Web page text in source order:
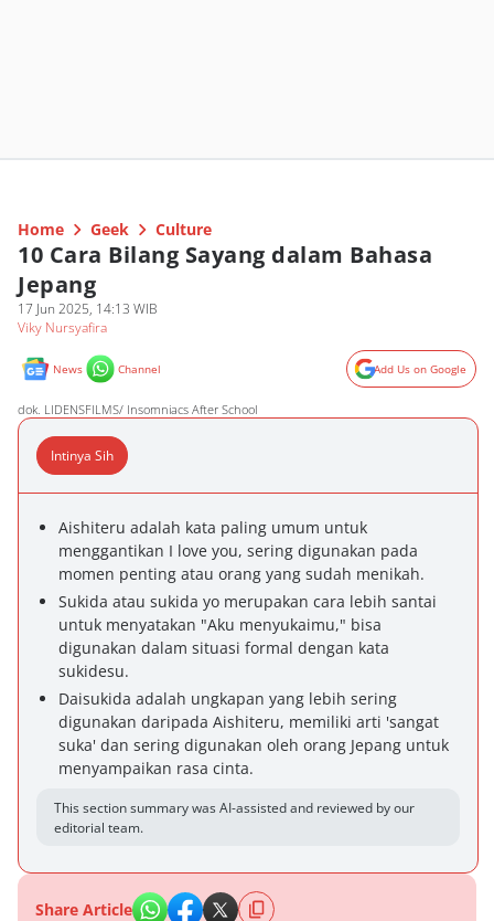
Home Geek Culture
10 Cara Bilang Sayang dalam Bahasa
Jepang
17 Jun 2025, 14:13 WIB
Viky Nursyafira
News Channel Add Us on Google
dok. LIDENSFILMS/ Insomniacs After School
Intinya Sih
Aishiteru adalah kata paling umum untuk
menggantikan I love you, sering digunakan pada
momen penting atau orang yang sudah menikah.
Sukida atau sukida yo merupakan cara lebih santai
untuk menyatakan "Aku menyukaimu," bisa
digunakan dalam situasi formal dengan kata
sukidesu.
Daisukida adalah ungkapan yang lebih sering
digunakan daripada Aishiteru, memiliki arti 'sangat
suka' dan sering digunakan oleh orang Jepang untuk
menyampaikan rasa cinta.
This section summary was AI-assisted and reviewed by our
editorial team.
Share Article